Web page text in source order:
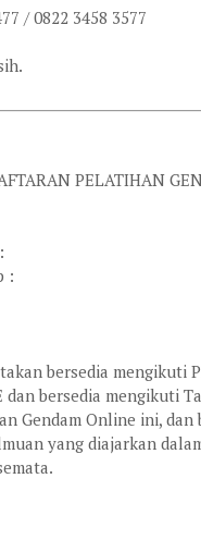
/ 0822 3458 3577
PELATIHAN
:
bersedia mengikuti
dan bersedia mengikuti
Gendam Online ini,
yang diajarkan